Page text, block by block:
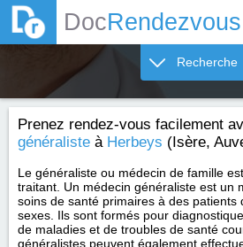
DocRendezvous
Recherche
Prenez rendez-vous facilement
généraliste à Herbeys (Isère,
Le généraliste ou médecin de famille
traitant. Un médecin généraliste est un
soins de santé primaires à des patients
sexes. Ils sont formés pour
de maladies et de troubles de santé
généralistes peuvent également